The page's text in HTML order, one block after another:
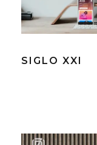
SIGLO XXI